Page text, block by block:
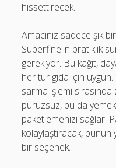
hissettirecek.
Amacınız sadece şık
Superfine'ın pratiklik
gerekiyor. Bu kağıt,
her tür gıda için
sarma işlemi
pürüzsüz, bu da
paketlemenizi sağlar.
kolaylaştıracak, bunun
bir seçenek.